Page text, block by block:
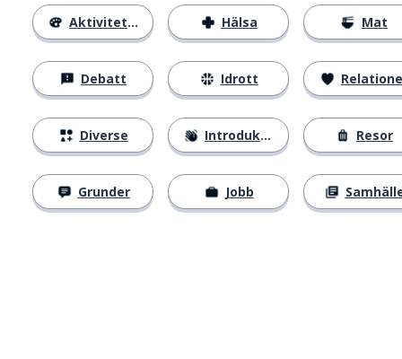
Aktiviteter
Debatt
Diverse
Grunder
Hälsa
Idrott
Introduktion
Jobb
Mat
Resor